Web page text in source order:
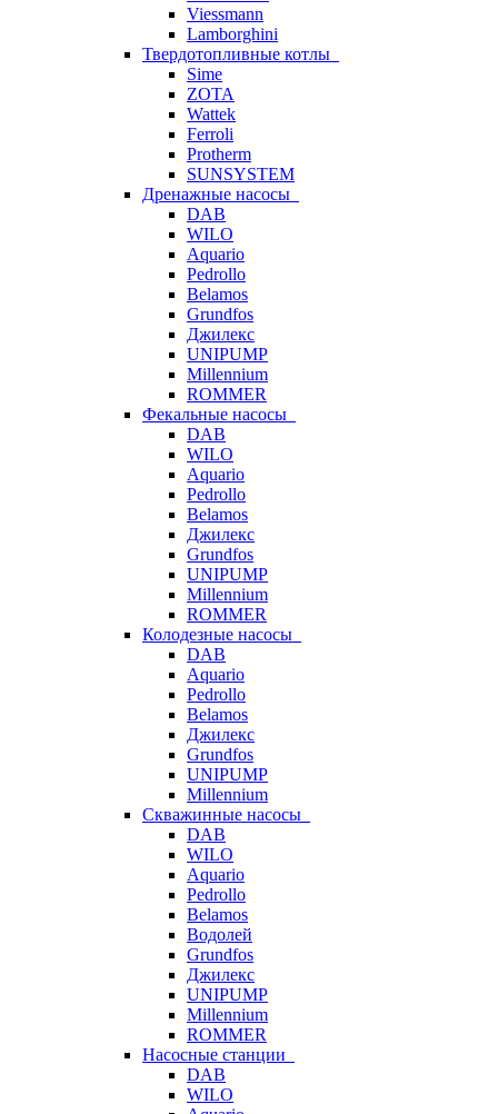
Viessmann
Lamborghini
Твердотопливные котлы
Sime
ZOTA
Wattek
Ferroli
Protherm
SUNSYSTEM
Дренажные насосы
DAB
WILO
Aquario
Pedrollo
Belamos
Grundfos
Джилекс
UNIPUMP
Millennium
ROMMER
Фекальные насосы
DAB
WILO
Aquario
Pedrollo
Belamos
Джилекс
Grundfos
UNIPUMP
Millennium
ROMMER
Колодезные насосы
DAB
Aquario
Pedrollo
Belamos
Джилекс
Grundfos
UNIPUMP
Millennium
Скважинные насосы
DAB
WILO
Aquario
Pedrollo
Belamos
Водолей
Grundfos
Джилекс
UNIPUMP
Millennium
ROMMER
Насосные станции
DAB
WILO